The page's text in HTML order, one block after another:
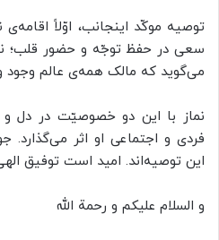
توصیه موکّد اینجانب، اوّلاً
سعی در حفظ توجّه و حضور قلب؛
می‌گوید که مالک همه‌ی عالم وجود
نماز با این دو خصوصیّت در دل و
فردی و اجتماعی او اثر می‌گذارد.
این توصیه‌اند. امید است توفیق
و السلام علیکم و رحمة الله